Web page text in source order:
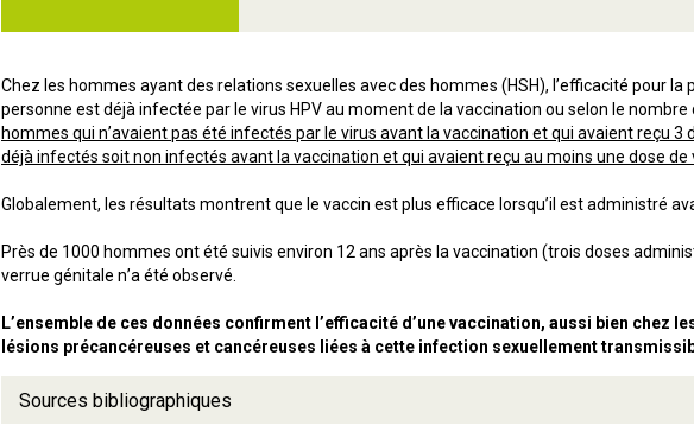
Chez les hommes ayant des relations sexuelles avec des hommes (HSH), l’efficacité pour la
personne est déjà infectée par le virus HPV au moment de la vaccination ou selon le
hommes qui n’avaient pas été infectés par le virus avant la vaccination et qui avaient reçu
déjà infectés soit non infectés avant la vaccination et qui avaient reçu au moins une dose de
Globalement, les résultats montrent que le vaccin est plus efficace lorsqu’il est administré
Près de 1000 hommes ont été suivis environ 12 ans après la vaccination (trois doses
verrue génitale n’a été observé.
L’ensemble de ces données confirment l’efficacité d’une vaccination, aussi bien chez
lésions précancéreuses et cancéreuses liées à cette infection sexuellement
Sources bibliographiques